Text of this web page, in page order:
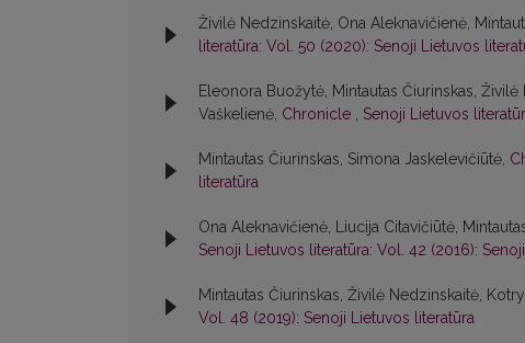
Živilė Nedzinskaitė, Ona Aleknavičienė,
literatūra: Vol. 50 (2020): Senoji Lietuvos
Eleonora Buožytė, Mintautas Čiurinskas,
Vaškelienė, Chronicle , Senoji Lietuvos
Mintautas Čiurinskas, Simona Jaskelevičiūtė,
literatūra
Ona Aleknavičienė, Liucija Citavičiūtė,
Senoji Lietuvos literatūra: Vol. 42 (2016):
Mintautas Čiurinskas, Živilė Nedzinskaitė,
Vol. 48 (2019): Senoji Lietuvos literatūra